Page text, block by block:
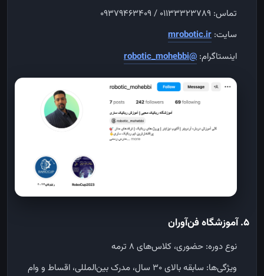
تماس: ۰۱۱۳۳۳۲۳۷۸۹ / ۰۹۳۷۹۴۶۳۴۰۹
سایت: mrobotic.ir
اینستاگرام: @robotic_mohebbi
۵. آموزشگاه فن‌آوران
نوع دوره: حضوری، کلاس‌های ۸ ترمه
ویژگی‌ها: سابقه بالای ۳۰ سال، مدرک بین‌المللی، اقساط و وام